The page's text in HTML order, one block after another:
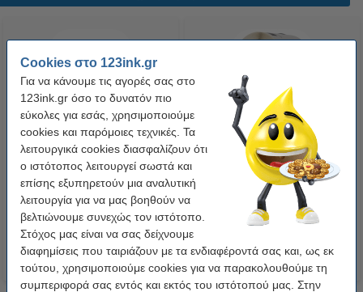
Cookies στο 123ink.gr
Για να κάνουμε τις αγορές σας στο
123ink.gr όσο το δυνατόν πιο
εύκολες για εσάς, χρησιμοποιούμε
cookies και παρόμοιες τεχνικές. Τα
λειτουργικά cookies διασφαλίζουν ότι
ο ιστότοπος λειτουργεί σωστά και
επίσης εξυπηρετούν μια αναλυτική
λειτουργία για να μας βοηθούν να
βελτιώνουμε συνεχώς τον ιστότοπο.
Στόχος μας είναι να σας δείχνουμε
διαφημίσεις που ταιριάζουν με τα ενδιαφέροντά σας και, ως εκ
τούτου, χρησιμοποιούμε cookies για να παρακολουθούμε τη
συμπεριφορά σας εντός και εκτός του ιστότοπού μας. Στην
Η έκδοση 123ink αντικαθιστά την
Ταινία Brother TZe-221 8m x
9mm Black on White
7,95 € Συμπ. 24% ΦΠΑ
Η έκδοση 123ink αντικαθιστά τις
Αυτοκόλλητες Ετικέτες Brother
DK-11209 Small
Συμπ. 24% ΦΠΑ